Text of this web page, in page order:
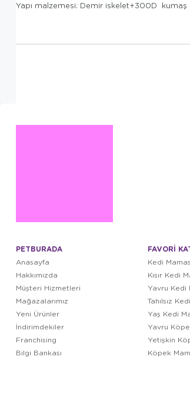
Yapı malzemesi: Demir iskelet+300D
PETBURADA
Anasayfa
Hakkımızda
Müşteri Hizmetleri
Mağazalarımız
Yeni Ürünler
İndirimdekiler
Franchising
Bilgi Bankası
FAVORİ
Kedi
Kısır Kedi
Yavru Kedi
Tahılsız
Yaş Kedi
Yavru
Yetişkin
Köpek